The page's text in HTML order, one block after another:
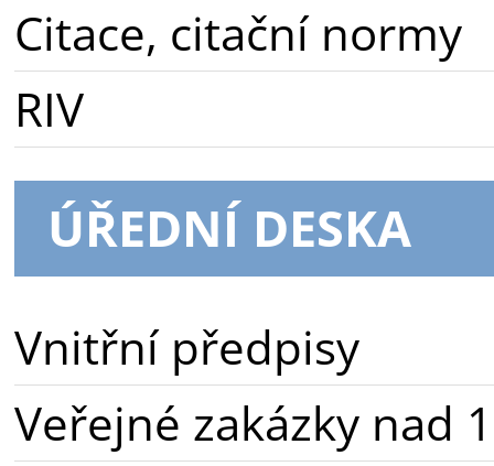
Citace, citační normy
RIV
ÚŘEDNÍ DESKA
Vnitřní předpisy
Veřejné zakázky nad